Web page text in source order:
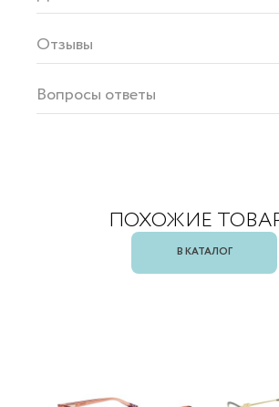
Отзывы
Вопросы ответы
ПОХОЖИЕ
В КАТАЛОГ